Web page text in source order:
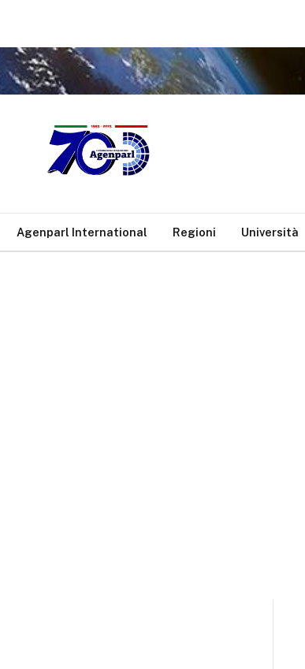
Agenparl International Regioni Università